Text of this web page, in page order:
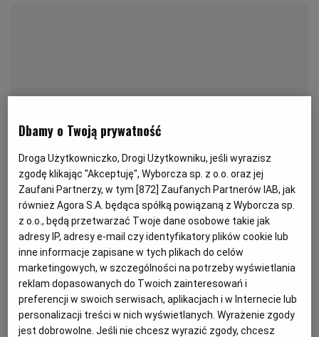
KUCHNIA NIEMIECKA
KATOWICE
KIELCE
KOSZALIN
KRAKÓW
LUBLIN
NASZA EUROPA
SŁÓWKA. MAGAZYN O JĘZYKU
INNE SERWISY
GAZETA.PL
TOK FM
SPORT.PL
PUBLIO.PL
Na 5 słoików ok. 500 ml albo na 4 butelki 700 ml
Przygotowanie: ok. 2 godzin
Dbamy o Twoją prywatność
Droga Użytkowniczko, Drogi Użytkowniku, jeśli wyrazisz
zgodę klikając "Akceptuję", Wyborcza sp. z o.o. oraz jej
Zaufani Partnerzy, w tym [872] Zaufanych Partnerów IAB, jak
również Agora S.A. będąca spółką powiązaną z Wyborcza sp.
z o.o., będą przetwarzać Twoje dane osobowe takie jak
adresy IP, adresy e-mail czy identyfikatory plików cookie lub
inne informacje zapisane w tych plikach do celów
marketingowych, w szczególności na potrzeby wyświetlania
reklam dopasowanych do Twoich zainteresowań i
preferencji w swoich serwisach, aplikacjach i w Internecie lub
personalizacji treści w nich wyświetlanych. Wyrażenie zgody
jest dobrowolne. Jeśli nie chcesz wyrazić zgody, chcesz